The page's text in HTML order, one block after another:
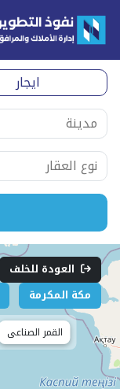
ايجار
العودة للخلف
مكة المكرمة
القمر الصناعى